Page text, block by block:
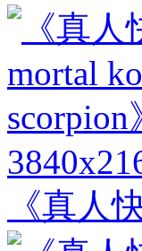
《真人